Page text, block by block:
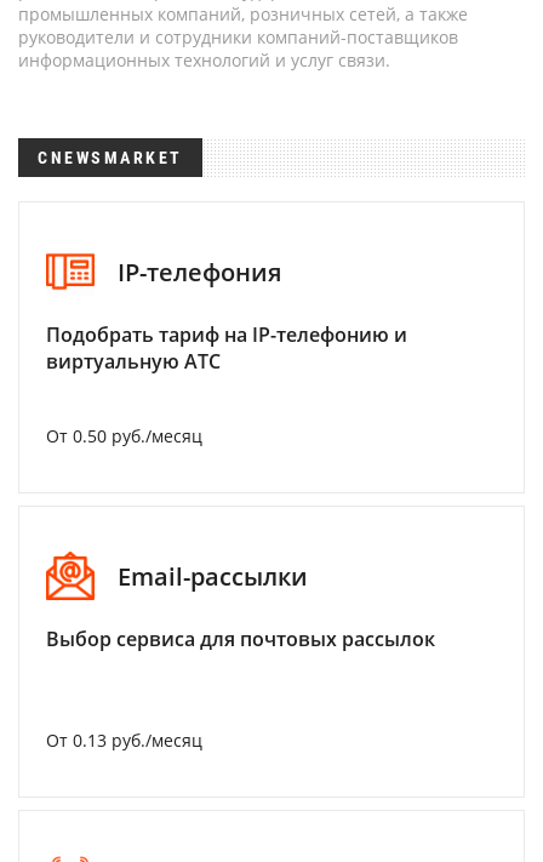
промышленных компаний, розничных сетей, а также
руководители и сотрудники компаний-поставщиков
информационных технологий и услуг связи.
CNEWSMARKET
IP-телефония
Подобрать тариф на IP-телефонию и
виртуальную АТС
От 0.50 руб./месяц
Email-рассылки
Выбор сервиса для почтовых рассылок
От 0.13 руб./месяц